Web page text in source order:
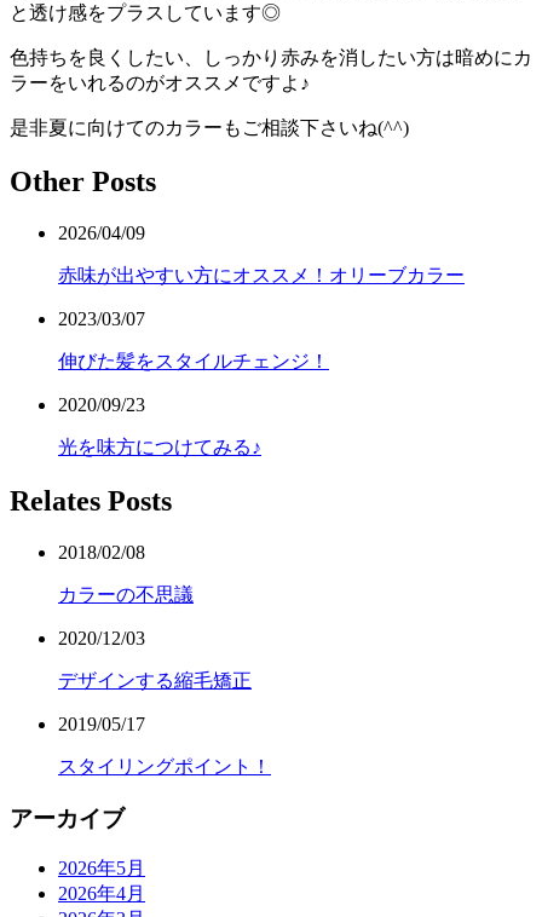
と透け感をプラスしています◎
色持ちを良くしたい、しっかり赤みを消したい方は暗めにカ
ラーをいれるのがオススメですよ♪
是非夏に向けてのカラーもご相談下さいね(^^)
Other Posts
2026/04/09
赤味が出やすい方にオススメ！オリーブカラー
2023/03/07
伸びた髪をスタイルチェンジ！
2020/09/23
光を味方につけてみる♪
Relates Posts
2018/02/08
カラーの不思議
2020/12/03
デザインする縮毛矯正
2019/05/17
スタイリングポイント！
アーカイブ
2026年5月
2026年4月